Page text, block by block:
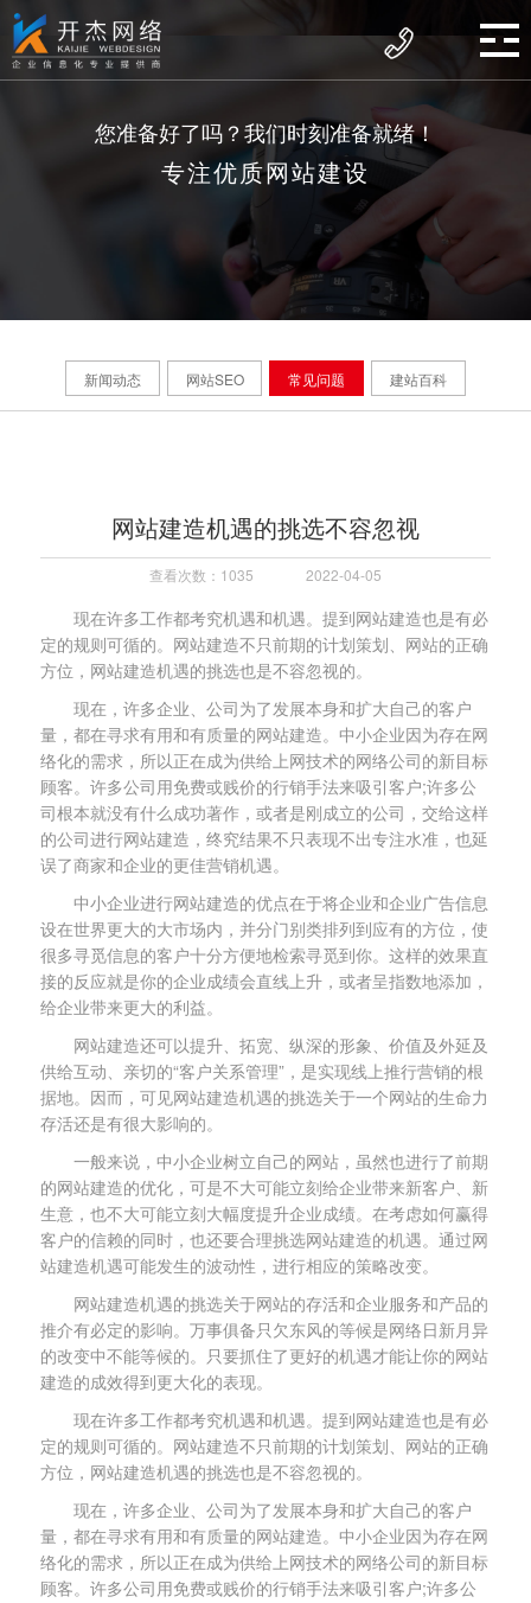
您准备好了吗？我们时刻准备就绪！
专注优质网站建设
新闻动态 网站SEO 常见问题 建站百科
网站建造机遇的挑选不容忽视
查看次数：1035 2022-04-05
现在许多工作都考究机遇和机遇。提到网站建造也是有必
定的规则可循的。网站建造不只前期的计划策划、网站的正确
方位，网站建造机遇的挑选也是不容忽视的。
现在，许多企业、公司为了发展本身和扩大自己的客户
量，都在寻求有用和有质量的网站建造。中小企业因为存在网
络化的需求，所以正在成为供给上网技术的网络公司的新目标
顾客。许多公司用免费或贱价的行销手法来吸引客户;许多公
司根本就没有什么成功著作，或者是刚成立的公司，交给这样
的公司进行网站建造，终究结果不只表现不出专注水准，也延
误了商家和企业的更佳营销机遇。
中小企业进行网站建造的优点在于将企业和企业广告信息
设在世界更大的大市场内，并分门别类排列到应有的方位，使
很多寻觅信息的客户十分方便地检索寻觅到你。这样的效果直
接的反应就是你的企业成绩会直线上升，或者呈指数地添加，
给企业带来更大的利益。
网站建造还可以提升、拓宽、纵深的形象、价值及外延及
供给互动、亲切的“客户关系管理”，是实现线上推行营销的根
据地。因而，可见网站建造机遇的挑选关于一个网站的生命力
存活还是有很大影响的。
一般来说，中小企业树立自己的网站，虽然也进行了前期
的网站建造的优化，可是不大可能立刻给企业带来新客户、新
生意，也不大可能立刻大幅度提升企业成绩。在考虑如何赢得
客户的信赖的同时，也还要合理挑选网站建造的机遇。通过网
站建造机遇可能发生的波动性，进行相应的策略改变。
网站建造机遇的挑选关于网站的存活和企业服务和产品的
推介有必定的影响。万事俱备只欠东风的等候是网络日新月异
的改变中不能等候的。只要抓住了更好的机遇才能让你的网站
建造的成效得到更大化的表现。
现在许多工作都考究机遇和机遇。提到网站建造也是有必
定的规则可循的。网站建造不只前期的计划策划、网站的正确
方位，网站建造机遇的挑选也是不容忽视的。
现在，许多企业、公司为了发展本身和扩大自己的客户
量，都在寻求有用和有质量的网站建造。中小企业因为存在网
络化的需求，所以正在成为供给上网技术的网络公司的新目标
顾客。许多公司用免费或贱价的行销手法来吸引客户;许多公